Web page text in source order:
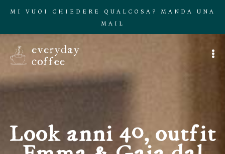
MI VUOI CHIEDERE QUALCOSA? MANDA UNA
MAIL
Look anni 40, outfit